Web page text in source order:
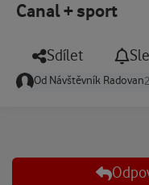
Canal + sport
Sdílet
Od Návštěvník Radovan